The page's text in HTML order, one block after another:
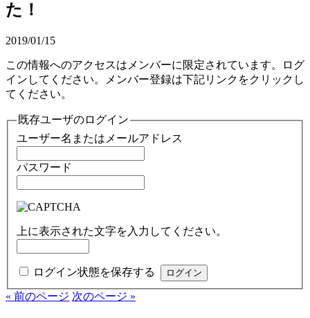
た！
2019/01/15
この情報へのアクセスはメンバーに限定されています。ログ
インしてください。メンバー登録は下記リンクをクリックし
てください。
既存ユーザのログイン
ユーザー名またはメールアドレス
パスワード
上に表示された文字を入力してください。
ログイン状態を保存する
« 前のページ 次のページ »